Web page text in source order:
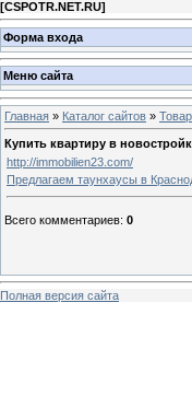
[CSPOTR.NET.RU]
Форма входа
Меню сайта
Главная » Каталог сайтов »
Купить квартиру в
http://immobilien23.com/
Предлагаем таунхаусы в
Всего комментариев: 0
Полная версия сайта